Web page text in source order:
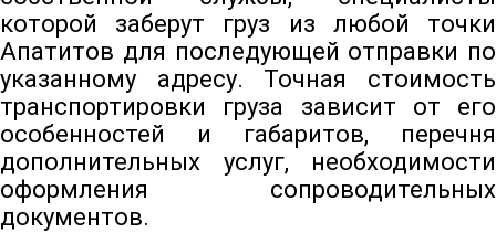
которой заберут груз из любой точки
Апатитов для последующей отправки по
указанному адресу. Точная стоимость
транспортировки груза зависит от его
особенностей и габаритов, перечня
дополнительных услуг, необходимости
оформления сопроводительных
документов.